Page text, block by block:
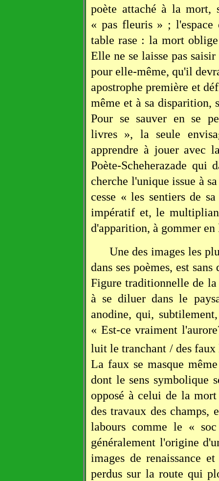
poète attaché à la mort,
« pas fleuris » ; l'espace
table rase : la mort
Elle ne se laisse pas
pour elle-même, qu'il
apostrophe première et
même et à sa disparition,
Pour se sauver en se
livres », la seule
apprendre à jouer avec
Poète-Scheherazade
cherche l'unique issue à
cesse « les sentiers de
impératif et, le
d'apparition, à gommer
Une des images les
dans ses poèmes, est
Figure traditionnelle de
à se diluer dans le
anodine, qui,
« Est-ce vraiment
luit le tranchant / des faux
La faux se masque
dont le sens symbolique
opposé à celui de la
des travaux des
labours comme le «
généralement l'origine
images de renaissance
perdus sur la route qui